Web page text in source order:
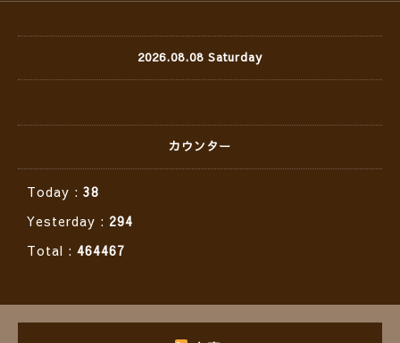
2026.08.08 Saturday
カウンター
Today : 38
Yesterday : 294
Total : 464467